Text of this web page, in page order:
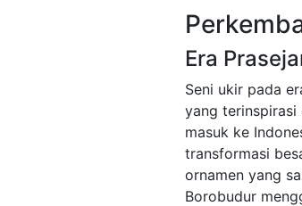
Era
Seni ukir pada
yang terinspirasi
masuk ke
transformasi
ornamen yang
Borobudur